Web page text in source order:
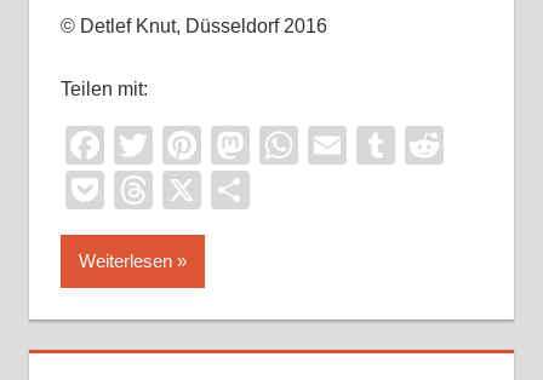
© Detlef Knut, Düsseldorf 2016
Teilen mit:
Facebook
TwitterPinterest
Mastodon
WhatsApp
EmailTumblr
PocketThreads
X
Weiterlesen